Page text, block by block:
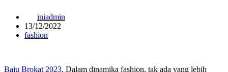
iniadmin
13/12/2022
fashion
Baju Brokat 2023. Dalam dinamika fashion, tak ada yang lebih